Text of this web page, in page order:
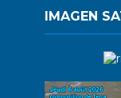
IMAGEN